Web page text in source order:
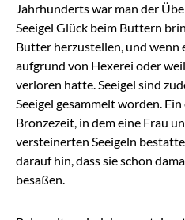
Jahrhunderts war man der
Seeigel Glück beim Buttern
Butter herzustellen, und wenn
aufgrund von Hexerei oder
verloren hatte. Seeigel sind
Seeigel gesammelt worden.
Bronzezeit, in dem eine Frau
versteinerten Seeigeln
darauf hin, dass sie schon
besaßen.